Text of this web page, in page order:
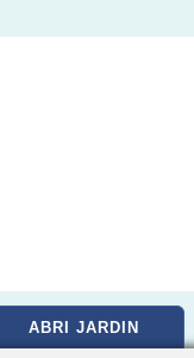
ABRI JARDIN